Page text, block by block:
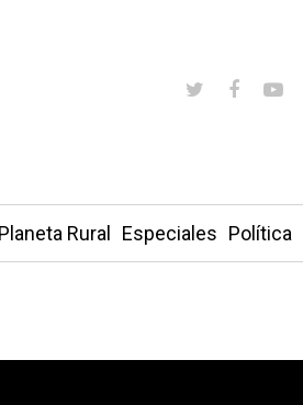
Planeta Rural Especiales Política